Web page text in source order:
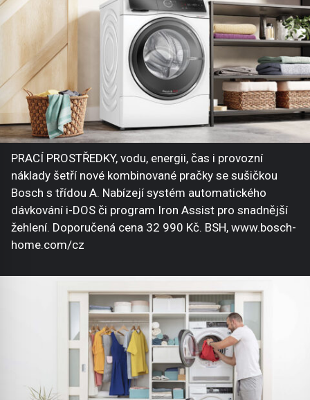
PRACÍ PROSTŘEDKY, vodu, energii, čas i provozní
náklady šetří nové kombinované pračky se sušičkou
Bosch s třídou A. Nabízejí systém automatického
dávkování i-DOS či program Iron Assist pro snadnější
žehlení. Doporučená cena 32 990 Kč. BSH, www.bosch-
home.com/cz